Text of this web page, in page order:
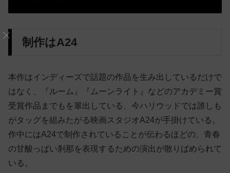
制作はA24
本作はインディーズで話題の作品を生み出しているだけで
はなく、『ルーム』『ムーンライト』などのアカデミー賞
受賞作品までもを輩出している、今ハリウッドでは誰しも
がタッグを組みたがる映画スタジオA24が手掛けている。
作中にはA24で制作されていることが伝わるほどの、青春
の甘酸っぱい刹那を表現するための演出が散りばめられて
いる。